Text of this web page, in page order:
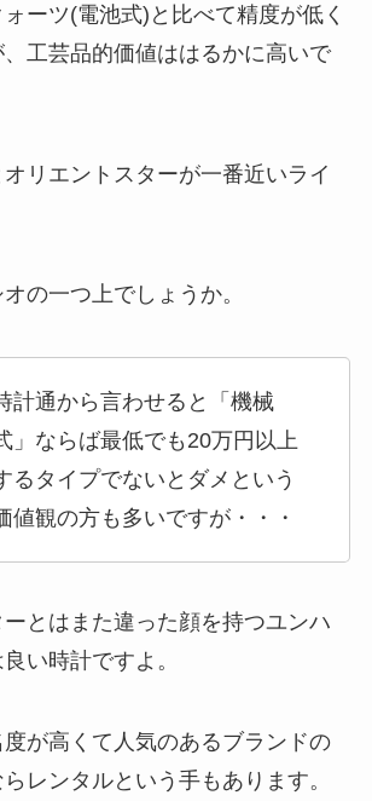
ーツ(電池式)と比べて精度が低く
工芸品的価値ははるかに高いで
リエントスターが一番近いライ
の一つ上でしょうか。
計通から言わせると「機械
」ならば最低でも20万円以上
るタイプでないとダメという
値観の方も多いですが・・・
とはまた違った顔を持つユンハ
い時計ですよ。
が高くて人気のあるブランドの
レンタルという手もあります。